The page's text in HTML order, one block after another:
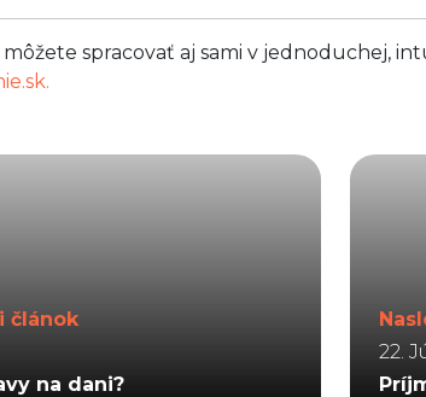
môžete spracovať aj sami v jednoduchej,
článok
na dani?
22.